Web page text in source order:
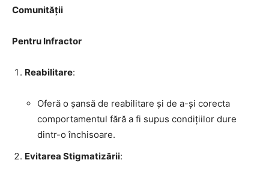
Comunității
Pentru Infractor
Reabilitare:
Oferă o șansă de reabilitare și de a-și corecta
comportamentul fără a fi supus condițiilor dure
dintr-o închisoare.
Evitarea Stigmatizării: